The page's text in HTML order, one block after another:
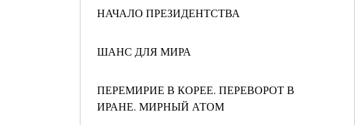
НАЧАЛО ПРЕЗИДЕНТСТВА
ШАНС ДЛЯ МИРА
ПЕРЕМИРИЕ В КОРЕЕ. ПЕРЕВОРОТ В
ИРАНЕ. МИРНЫЙ АТОМ